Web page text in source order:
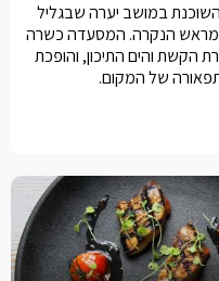
במושב יערה שבגליל
הנקרה. המסעדה כשרה
הקשת והים התיכון, והופכת
של המקום.